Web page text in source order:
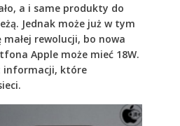
a i same produkty do
Jednak może już w tym
rewolucji, bo nowa
Apple może mieć 18W.
informacji, które